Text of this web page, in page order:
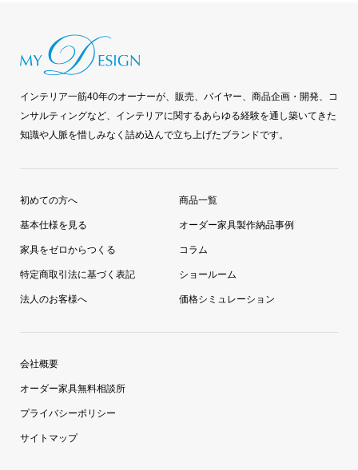
インテリア一筋40年のオーナーが、販売、バイヤー、商品企画・開発、コ
ンサルティングなど、インテリアに関するあらゆる経験を通し築いてきた
知識や人脈を惜しみなく詰め込んで立ち上げたブランドです。
初めての方へ
基本仕様を見る
家具をゼロからつくる
特定商取引法に基づく表記
法人のお客様へ
商品一覧
オーダー家具製作納品事例
コラム
ショールーム
価格シミュレーション
会社概要
オーダー家具無料相談所
プライバシーポリシー
サイトマップ